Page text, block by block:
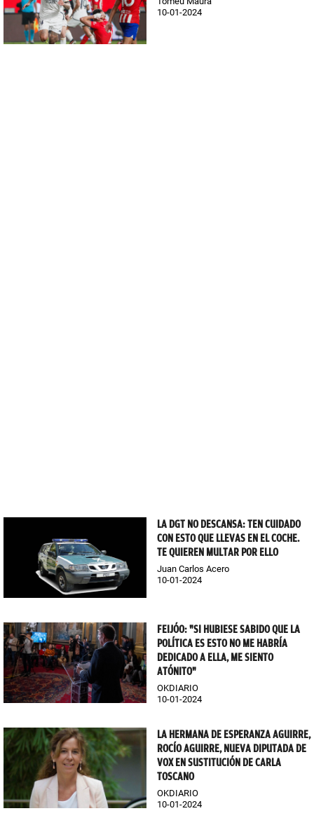
10-01-2024
LA DGT NO DESCANSA: TEN CUIDADO
CON ESTO QUE LLEVAS EN EL COCHE.
TE QUIEREN MULTAR POR ELLO
Juan Carlos Acero
10-01-2024
FEIJÓO: "SI HUBIESE SABIDO QUE LA
POLÍTICA ES ESTO NO ME HABRÍA
DEDICADO A ELLA, ME SIENTO
ATÓNITO"
OKDIARIO
10-01-2024
LA HERMANA DE ESPERANZA AGUIRRE,
ROCÍO AGUIRRE, NUEVA DIPUTADA DE
VOX EN SUSTITUCIÓN DE CARLA
TOSCANO
OKDIARIO
10-01-2024